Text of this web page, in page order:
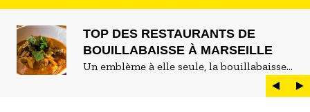
TOP DES RESTAURANTS DE
BOUILLABAISSE À MARSEILLE
Un emblème à elle seule, la bouillabaisse
est LE plat marseillais par excellence. On
peut d'ailleurs vite être submergé·e par la